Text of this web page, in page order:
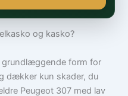
og kasko?
grundlæggende form for
dækker kun skader, du
Peugeot 307 med lav